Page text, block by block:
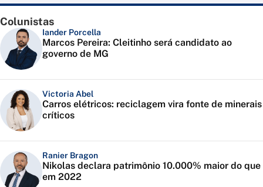
Colunistas
Iander Porcella
Marcos Pereira: Cleitinho será candidato ao
governo de MG
Victoria Abel
Carros elétricos: reciclagem vira fonte de minerais
críticos
Ranier Bragon
Nikolas declara patrimônio 10.000% maior do que
em 2022